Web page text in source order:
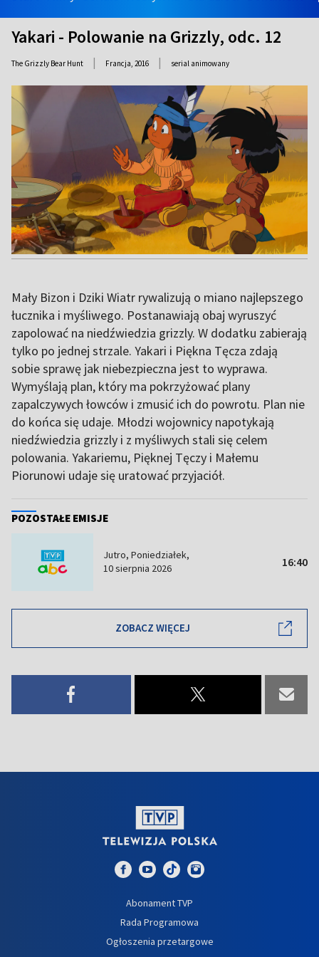
Yakari - Polowanie na Grizzly, odc. 12
The Grizzly Bear Hunt | Francja, 2016 | serial animowany
Mały Bizon i Dziki Wiatr rywalizują o miano najlepszego
łucznika i myśliwego. Postanawiają obaj wyruszyć
zapolować na niedźwiedzia grizzly. W dodatku zabierają
tylko po jednej strzale. Yakari i Piękna Tęcza zdają
sobie sprawę jak niebezpieczna jest to wyprawa.
Wymyślają plan, który ma pokrzyżować plany
zapalczywych łowców i zmusić ich do powrotu. Plan nie
do końca się udaje. Młodzi wojownicy napotykają
niedźwiedzia grizzly i z myśliwych stali się celem
polowania. Yakariemu, Pięknej Tęczy i Małemu
Piorunowi udaje się uratować przyjaciół.
POZOSTAŁE EMISJE
Jutro, Poniedziałek,
10 sierpnia 2026
16:40
ZOBACZ WIĘCEJ
Abonament TVP
Rada Programowa
Ogłoszenia przetargowe